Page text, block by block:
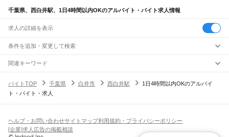
千葉県、西白井駅、1日4時間以内OKのアルバイト・バイト求人情報
求人の詳細を表示
条件を追加・変更して検索
市区町村を追加・変更
千葉県すべて
千葉市 すべて
旭市習志野市柏市勝浦市市原市流山市八千代市我孫子市鴨川市鎌ケ谷市
君津市富津市浦安市 印西市白井市富里市南房総市
駅を追加・変更
JR中央・総武線
市川駅本八幡駅下総中山駅 津田沼駅幕張本郷駅幕張駅
職種を追加・変更
飲食・フードサービスすべて
ホールスタッフキッチンスタッフ
人気
雇用形態を追加・変更
関連キーワード
バイトTOP
千葉県 白井市 西白井駅
1日4時間以内OKのアルバイ
ト・バイト・求人
ヘルプ・お問い合わせサイトマップ利用規約・プライバシーポリシー
[企業]求人広告の掲載相談